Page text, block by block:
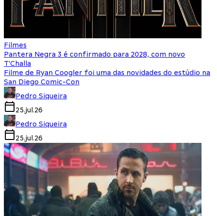
Filmes
Pantera Negra 3 é confirmado para 2028, com novo
T'Challa
Filme de Ryan Coogler foi uma das novidades do estúdio na
San Diego Comic-Con
Pedro Siqueira
25.jul.26
Pedro Siqueira
25.jul.26